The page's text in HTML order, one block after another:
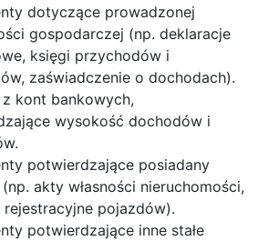
dotyczące prowadzonej
gospodarczej (np. deklaracje
księgi przychodów i
zaświadczenie o dochodach).
kont bankowych,
wysokość dochodów i
potwierdzające posiadany
akty własności nieruchomości,
pojazdów).
potwierdzające inne stałe